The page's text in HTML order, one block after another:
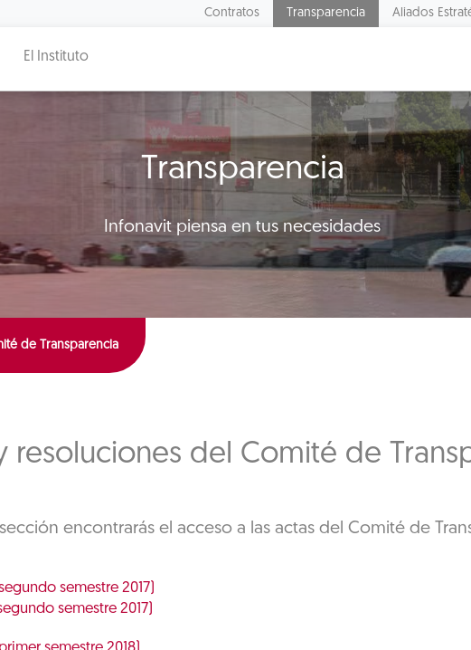
Contratos Transparencia Aliados
El Instituto
Transparencia
Infonavit piensa en tus necesidades
de Transparencia
resoluciones del Comité de
encontrarás el acceso a las actas del Comité de
semestre 2017)
semestre 2017)